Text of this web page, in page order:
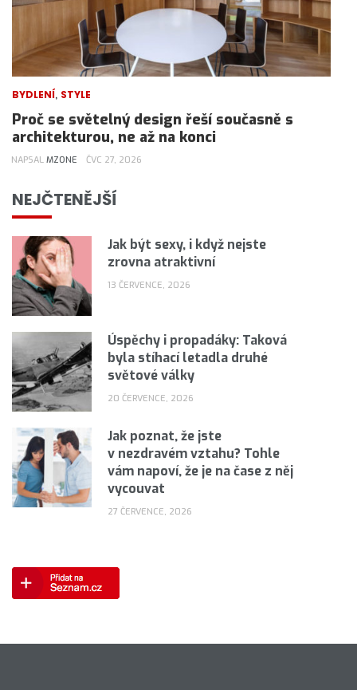
BYDLENÍ, STYLE
Proč se světelný design řeší současně s
architekturou, ne až na konci
NAPSAL MZONE ČVC 27, 2026
NEJČTENĚJŠÍ
Jak být sexy, i když nejste
zrovna atraktivní
13 ČERVENCE, 2026
Úspěchy i propadáky: Taková
byla stíhací letadla druhé
světové války
20 ČERVENCE, 2026
Jak poznat, že jste
v nezdravém vztahu? Tohle
vám napoví, že je na čase z něj
vycouvat
27 ČERVENCE, 2026